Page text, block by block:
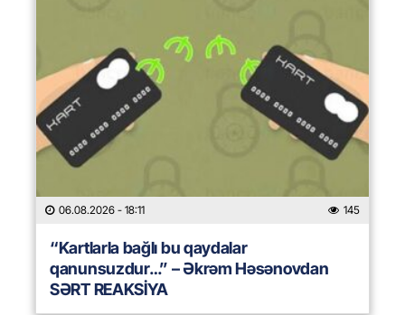
06.08.2026 - 18:11 145
“Kartlarla bağlı bu qaydalar
qanunsuzdur…” – Əkrəm Həsənovdan
SƏRT REAKSİYA